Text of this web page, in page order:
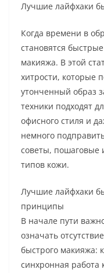
Лучшие лайфхаки
Когда времени в
становятся
макияжа. В этой
хитрости, которые
утонченный образ
техники подходят
офисного стиля и
немного
советы, пошаговые
типов кожи.
Лучшие лайфхаки
принципы
В начале пути
означать
быстрого макияжа:
синхронная